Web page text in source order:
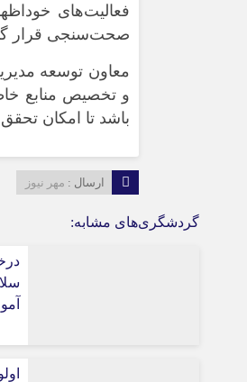
فعالیت‌های
صحت‌سنجی قرار
معاون توسعه
و تخصیص منابع
باشد تا امکان
ارسال : مهر نیوز
گردشگری‌های مشابه: